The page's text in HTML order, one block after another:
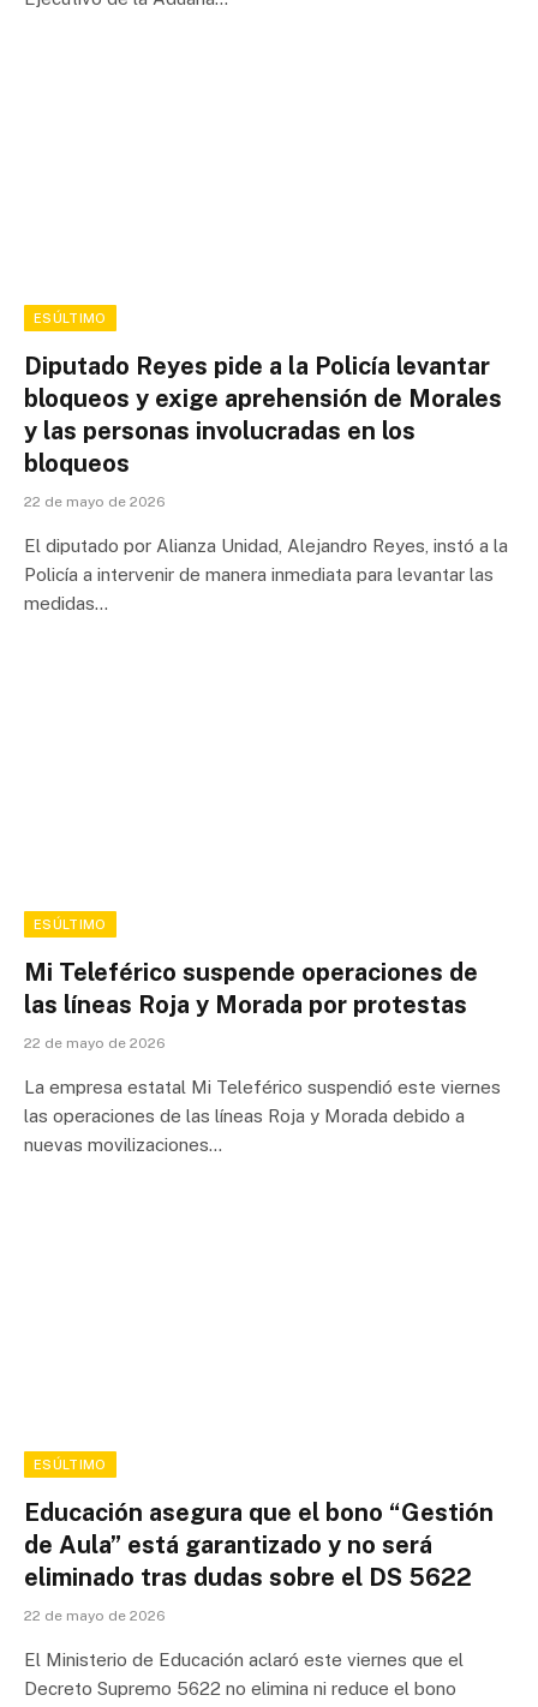
ESÚLTIMO
Diputado Reyes pide a la Policía levantar
bloqueos y exige aprehensión de Morales
y las personas involucradas en los
bloqueos
22 de mayo de 2026
El diputado por Alianza Unidad, Alejandro Reyes, instó a la
Policía a intervenir de manera inmediata para levantar las
medidas…
ESÚLTIMO
Mi Teleférico suspende operaciones de
las líneas Roja y Morada por protestas
22 de mayo de 2026
La empresa estatal Mi Teleférico suspendió este viernes
las operaciones de las líneas Roja y Morada debido a
nuevas movilizaciones…
ESÚLTIMO
Educación asegura que el bono “Gestión
de Aula” está garantizado y no será
eliminado tras dudas sobre el DS 5622
22 de mayo de 2026
El Ministerio de Educación aclaró este viernes que el
Decreto Supremo 5622 no elimina ni reduce el bono